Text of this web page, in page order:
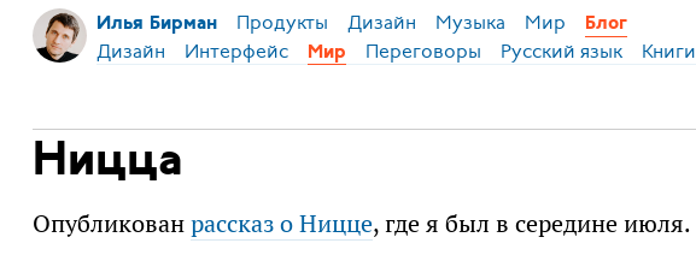
Илья Бирман Продукты Дизайн Музыка Мир Блог
Дизайн Интерфейс Мир Переговоры Русский язык Книги
Ницца
Опубликованрассказ о Ницце, где я был в середине июля.